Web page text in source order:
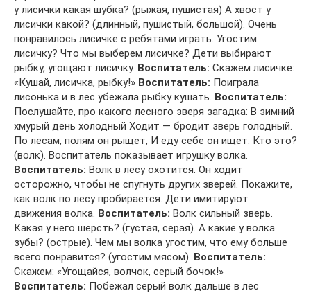
у лисички какая шубка? (рыжая, пушистая) А хвост у
лисички какой? (длинный, пушистый, большой). Очень
понравилось лисичке с ребятами играть. Угостим
лисичку? Что мы выберем лисичке? Дети выбирают
рыбку, угощают лисичку. Воспитатель: Скажем лисичке:
«Кушай, лисичка, рыбку!» Воспитатель: Поиграла
лисонька и в лес убежала рыбку кушать. Воспитатель:
Послушайте, про какого лесного зверя загадка: В зимний
хмурый день холодный Ходит — бродит зверь голодный.
По лесам, полям он рыщет, И еду себе он ищет. Кто это?
(волк). Воспитатель показывает игрушку волка.
Воспитатель: Волк в лесу охотится. Он ходит
осторожно, чтобы не спугнуть других зверей. Покажите,
как волк по лесу пробирается. Дети имитируют
движения волка. Воспитатель: Волк сильный зверь.
Какая у него шерсть? (густая, серая). А какие у волка
зубы? (острые). Чем мы волка угостим, что ему больше
всего понравится? (угостим мясом). Воспитатель:
Скажем: «Угощайся, волчок, серый бочок!»
Воспитатель: Побежал серый волк дальше в лес